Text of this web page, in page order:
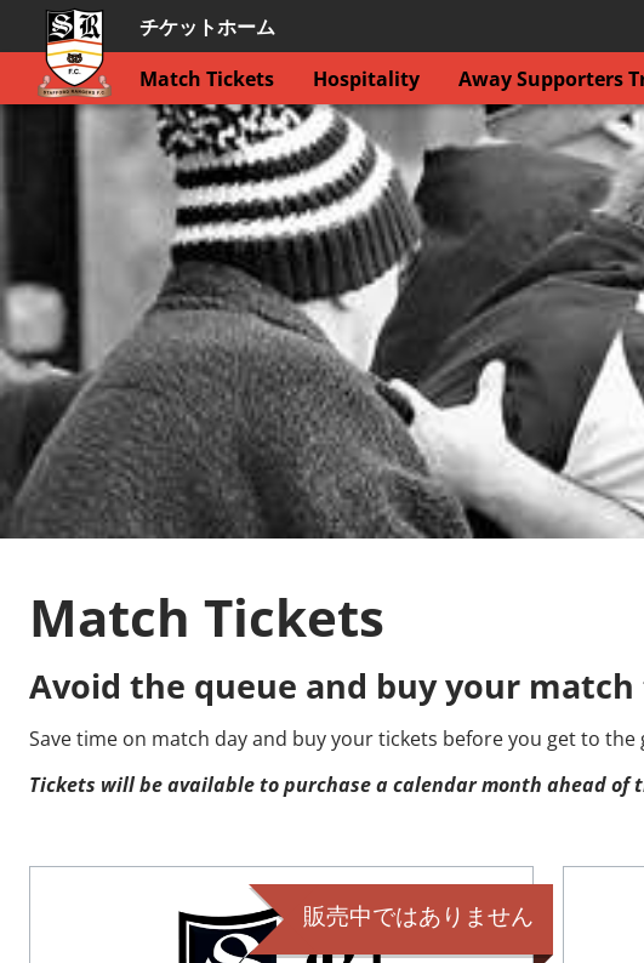
チケットホーム
Match Tickets
Hospitality Away Supporters
Match Tickets
Avoid the queue and buy your
Save time on match day and buy your tickets before you get to
Tickets will be available to purchase a calendar month ahead of
販売中ではありません